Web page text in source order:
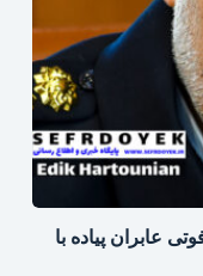
عابران پیاده با